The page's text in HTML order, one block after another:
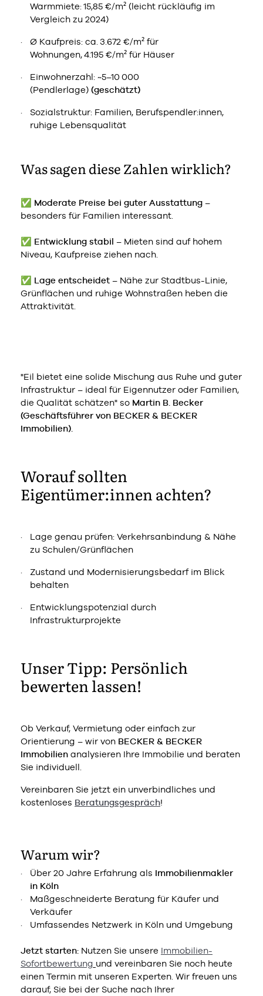
Warmmiete: 15,85 €/m² (leicht rückläufig im
Vergleich zu 2024)
Ø Kaufpreis: ca. 3.672 €/m² für
Wohnungen, 4.195 €/m² für Häuser
Einwohnerzahl: ~5–10 000
(Pendlerlage) (geschätzt)
Sozialstruktur: Familien, Berufspendler:innen,
ruhige Lebensqualität
Was sagen diese Zahlen wirklich?
✅ Moderate Preise bei guter Ausstattung –
besonders für Familien interessant.
✅ Entwicklung stabil – Mieten sind auf hohem
Niveau, Kaufpreise ziehen nach.
✅ Lage entscheidet – Nähe zur Stadtbus-Linie,
Grünflächen und ruhige Wohnstraßen heben die
Attraktivität.
"Eil bietet eine solide Mischung aus Ruhe und guter
Infrastruktur – ideal für Eigennutzer oder Familien,
die Qualität schätzen" so Martin B. Becker
(Geschäftsführer von BECKER & BECKER
Immobilien).
Worauf sollten
Eigentümer:innen achten?
Lage genau prüfen: Verkehrsanbindung & Nähe
zu Schulen/Grünflächen
Zustand und Modernisierungsbedarf im Blick
behalten
Entwicklungspotenzial durch
Infrastrukturprojekte
Unser Tipp: Persönlich
bewerten lassen!
Ob Verkauf, Vermietung oder einfach zur
Orientierung – wir von BECKER & BECKER
Immobilien analysieren Ihre Immobilie und beraten
Sie individuell.
Vereinbaren Sie jetzt ein unverbindliches und
kostenloses Beratungsgespräch!
Warum wir?
Über 20 Jahre Erfahrung als Immobilienmakler
in Köln
Maßgeschneiderte Beratung für Käufer und
Verkäufer
Umfassendes Netzwerk in Köln und Umgebung
Jetzt starten: Nutzen Sie unsere Immobilien-
Sofortbewertung und vereinbaren Sie noch heute
einen Termin mit unseren Experten. Wir freuen uns
darauf, Sie bei der Suche nach Ihrer